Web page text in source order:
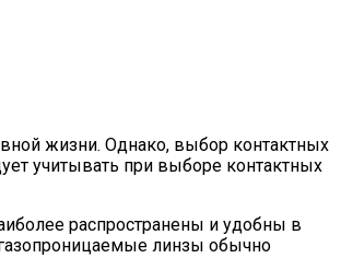
жизни. Однако, выбор контактных
учитывать при выборе контактных
распространены и удобны в
линзы обычно